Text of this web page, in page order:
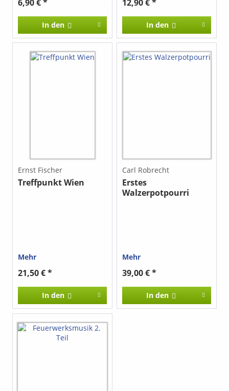
6,90 € *
In den
12,90 € *
In den
Ernst Fischer
Treffpunkt Wien
Mehr
21,50 € *
In den
Carl Robrecht
Erstes
Walzerpotpourri
Mehr
39,00 € *
In den